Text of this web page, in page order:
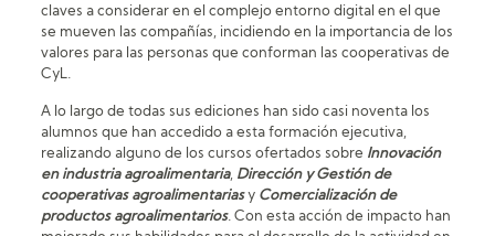
claves a considerar en el complejo entorno digital en el que
se mueven las compañías, incidiendo en la importancia de los
valores para las personas que conforman las cooperativas de
CyL.
A lo largo de todas sus ediciones han sido casi noventa los
alumnos que han accedido a esta formación ejecutiva,
realizando alguno de los cursos ofertados sobre Innovación
en industria agroalimentaria, Dirección y Gestión de
cooperativas agroalimentariasy Comercialización de
productos agroalimentarios. Con esta acción de impacto han